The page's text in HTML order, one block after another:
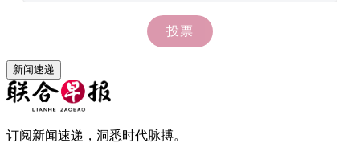
新闻速递
订阅新闻速递，洞悉时代脉搏。